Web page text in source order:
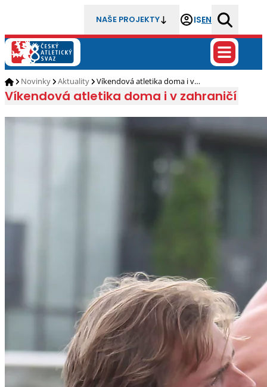
NAŠE PROJEKTY ISEN
Novinky Aktuality Víkendová atletika doma i v…
Víkendová atletika doma i v zahraničí